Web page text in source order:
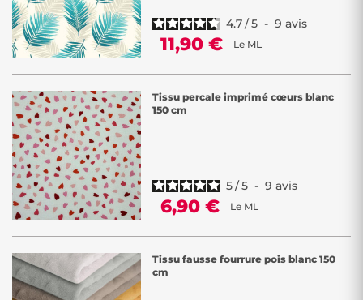
4.7/5 - 9 avis
11,90 € Le ML
Tissu percale imprimé cœurs blanc
150 cm
5/5 - 9 avis
6,90 € Le ML
Tissu fausse fourrure pois blanc 150
cm